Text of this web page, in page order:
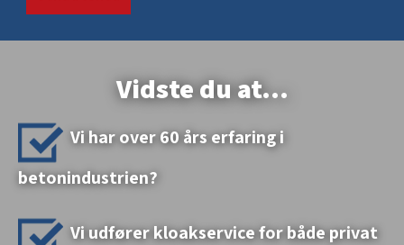
Vidste du at...​
Vi har over 60 års erfaring i
betonindustrien?
Vi udfører kloakservice for både privat